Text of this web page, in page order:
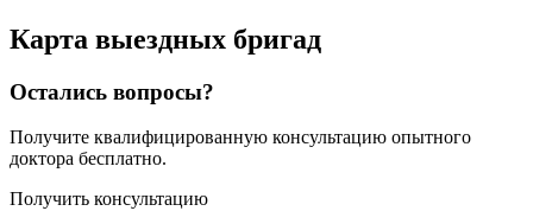
Карта выездных бригад
Остались вопросы?
Получите квалифицированную консультацию опытного
доктора бесплатно.
Получить консультацию